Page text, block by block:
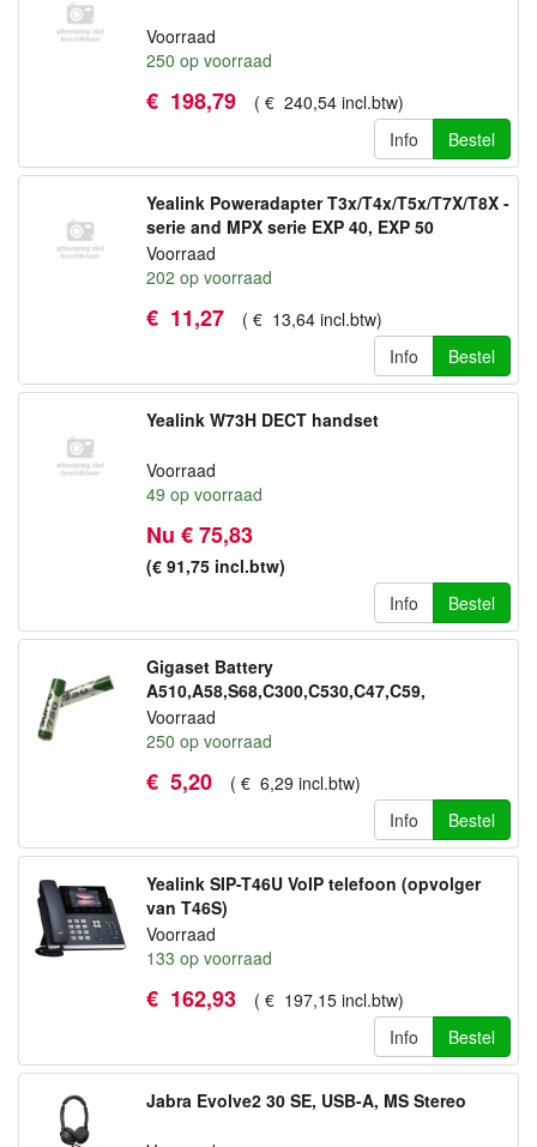
Voorraad
250 op voorraad
€ 198,79 ( € 240,54 incl.btw)
Info
Bestel
Yealink Poweradapter T3x/T4x/T5x/T7X/T8X -
serie and MPX serie EXP 40, EXP 50
Voorraad
202 op voorraad
€ 11,27 ( € 13,64 incl.btw)
Info
Bestel
Yealink W73H DECT handset
Voorraad
49 op voorraad
Nu € 75,83
(€ 91,75 incl.btw)
Info
Bestel
Gigaset Battery
A510,A58,S68,C300,C530,C47,C59,
C610,S3,S4,S5 Pro,S79,S800,,E630 2 STUKS
Voorraad
250 op voorraad
€ 5,20 ( € 6,29 incl.btw)
Info
Bestel
Yealink SIP-T46U VoIP telefoon (opvolger
van T46S)
Voorraad
133 op voorraad
€ 162,93 ( € 197,15 incl.btw)
Info
Bestel
Jabra Evolve2 30 SE, USB-A, MS Stereo